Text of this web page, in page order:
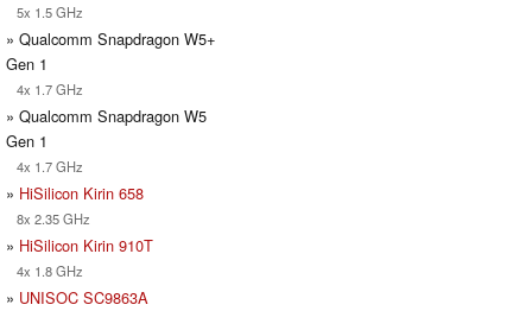
5x 1.5 GHz
» Qualcomm Snapdragon W5+
Gen 1
4x 1.7 GHz
» Qualcomm Snapdragon W5
Gen 1
4x 1.7 GHz
» HiSilicon Kirin 658
8x 2.35 GHz
» HiSilicon Kirin 910T
4x 1.8 GHz
» UNISOC SC9863A